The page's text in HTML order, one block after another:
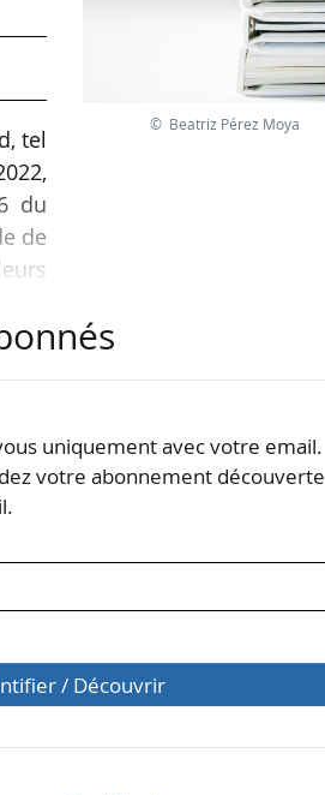
tel
du
de
© Beatriz Pérez Moya
uniquement avec votre email.
votre abonnement découverte
/ Découvrir